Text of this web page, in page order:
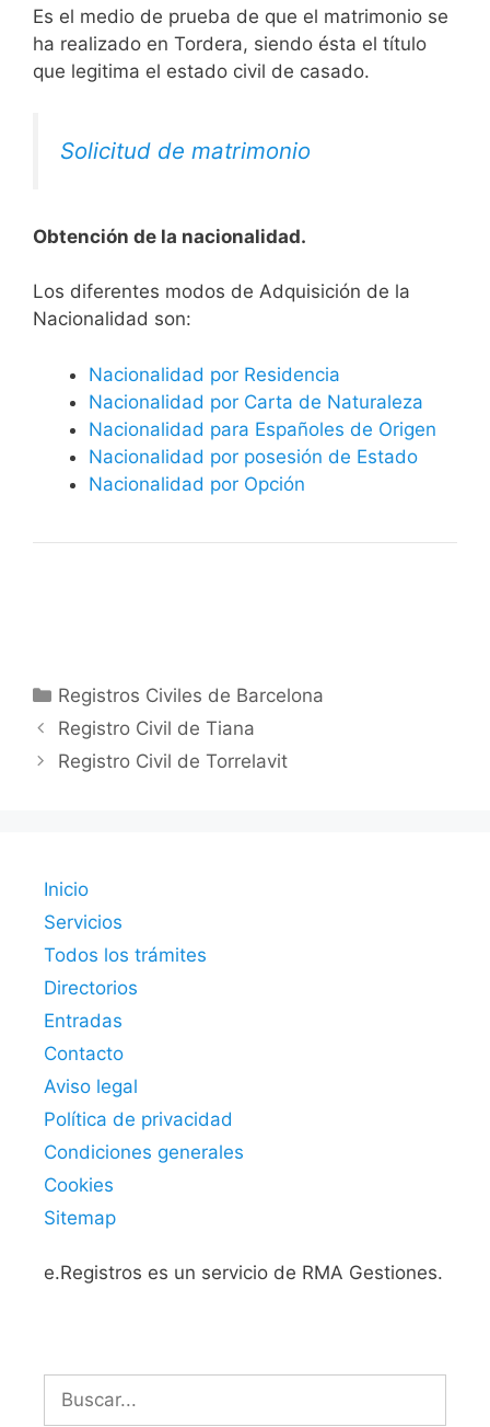
Es el medio de prueba de que el matrimonio se
ha realizado en Tordera, siendo ésta el título
que legitima el estado civil de casado.
Solicitud de matrimonio
Obtención de la nacionalidad.
​​​Los diferentes modos de Adquisición de la
Nacionalidad son:
Nacionalidad por Residencia
Nacionalidad por Carta de Naturaleza
Nacionalidad para Españoles de Origen
Nacionalidad por posesión de Estado
Nacionalidad por Opción
Categorías
Registros Civiles de Barcelona
Registro Civil de Tiana
Registro Civil de Torrelavit
Inicio
Servicios
Todos los trámites
Directorios
Entradas
Contacto
Aviso legal
Política de privacidad
Condiciones generales
Cookies
Sitemap
e.Registros es un servicio de RMA Gestiones.
Buscar: